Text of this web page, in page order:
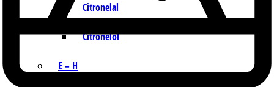
Citronelal
Citronelol
E – H